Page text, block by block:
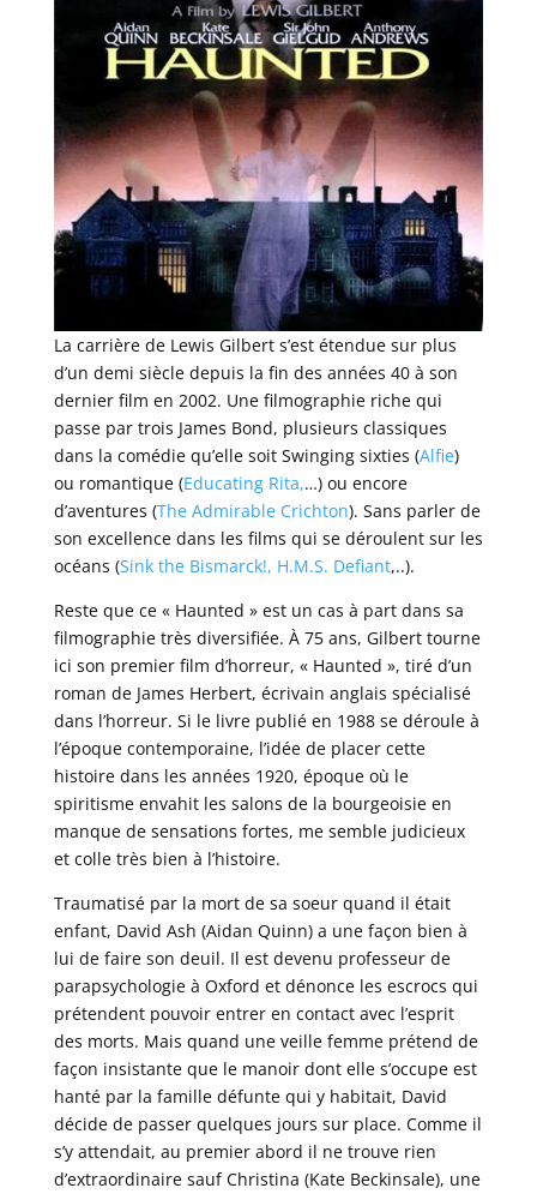
La carrière de Lewis Gilbert s’est étendue sur plus
d’un demi siècle depuis la fin des années 40 à son
dernier film en 2002. Une filmographie riche qui
passe par trois James Bond, plusieurs classiques
dans la comédie qu’elle soit Swinging sixties (Alfie)
ou romantique (Educating Rita,…) ou encore
d’aventures (The Admirable Crichton). Sans parler de
son excellence dans les films qui se déroulent sur les
océans (Sink the Bismarck!, H.M.S. Defiant,..).
Reste que ce « Haunted » est un cas à part dans sa
filmographie très diversifiée. À 75 ans, Gilbert tourne
ici son premier film d’horreur, « Haunted », tiré d’un
roman de James Herbert, écrivain anglais spécialisé
dans l’horreur. Si le livre publié en 1988 se déroule à
l’époque contemporaine, l’idée de placer cette
histoire dans les années 1920, époque où le
spiritisme envahit les salons de la bourgeoisie en
manque de sensations fortes, me semble judicieux
et colle très bien à l’histoire.
Traumatisé par la mort de sa soeur quand il était
enfant, David Ash (Aidan Quinn) a une façon bien à
lui de faire son deuil. Il est devenu professeur de
parapsychologie à Oxford et dénonce les escrocs qui
prétendent pouvoir entrer en contact avec l’esprit
des morts. Mais quand une veille femme prétend de
façon insistante que le manoir dont elle s’occupe est
hanté par la famille défunte qui y habitait, David
décide de passer quelques jours sur place. Comme il
s’y attendait, au premier abord il ne trouve rien
d’extraordinaire sauf Christina (Kate Beckinsale), une